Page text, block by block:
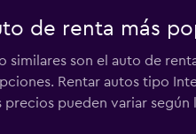
de renta más
similares son el auto de
Rentar autos tipo
pueden variar según